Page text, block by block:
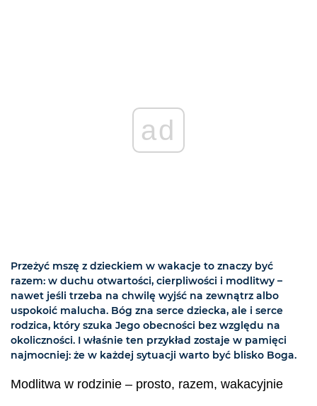
ad
Przeżyć mszę z dzieckiem w wakacje to znaczy być
razem: w duchu otwartości, cierpliwości i modlitwy –
nawet jeśli trzeba na chwilę wyjść na zewnątrz albo
uspokoić malucha. Bóg zna serce dziecka, ale i serce
rodzica, który szuka Jego obecności bez względu na
okoliczności. I właśnie ten przykład zostaje w pamięci
najmocniej: że w każdej sytuacji warto być blisko Boga.
Modlitwa w rodzinie – prosto, razem, wakacyjnie